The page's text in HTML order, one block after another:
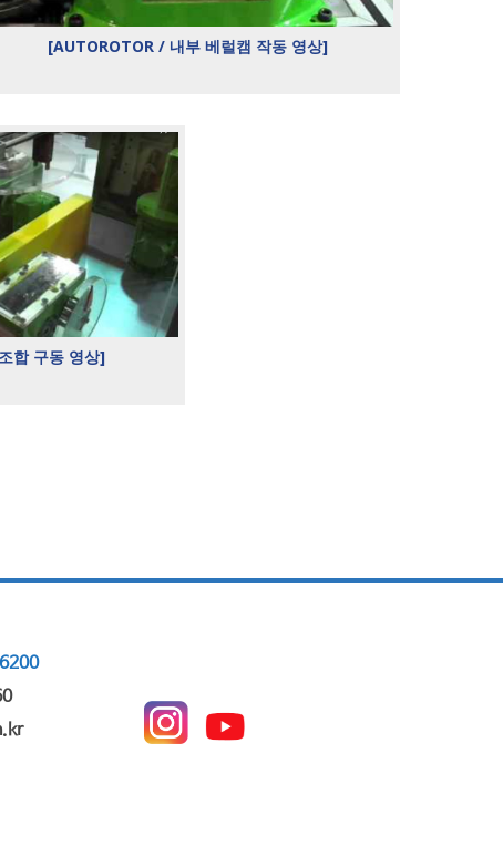
[AUTOROTOR / 내부 베럴캠 작동 영상]
합 구동 영상]